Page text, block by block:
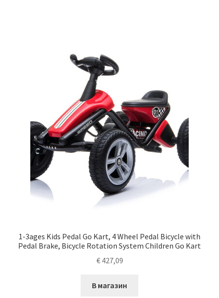
1-3ages Kids Pedal Go Kart, 4 Wheel Pedal Bicycle with
Pedal Brake, Bicycle Rotation System Children Go Kart
€427,09
В магазин